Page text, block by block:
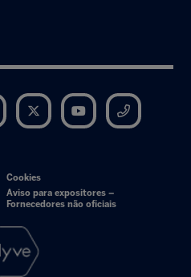
Facebook Twitter YouTube
Cookies
Aviso para expositores –
Fornecedores não oficiais